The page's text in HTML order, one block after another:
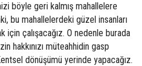
böyle geri kalmış mahallelere
bu mahallelerdeki güzel insanları
çalışacağız. O nedenle burada
hakkınızı müteahhidin gasp
dönüşümü yerinde yapacağız.